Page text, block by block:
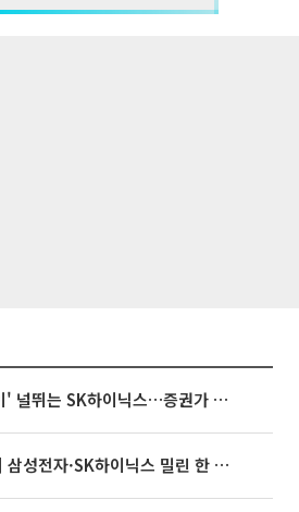
'불안과 기대 사이' 널뛰는 SK하이닉스…증권가 "HBM4·LTA 기반 펀터멘털 견고"
[베스트&워스트] 삼성전자·SK하이닉스 밀린 한 주…상상인증권은 85% 급등